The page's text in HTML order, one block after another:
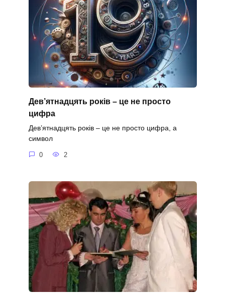
Дев’ятнадцять років – це не просто
цифра
Дев’ятнадцять років – це не просто цифра, а
символ
0 2